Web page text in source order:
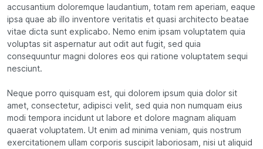
accusantium doloremque laudantium, totam rem aperiam, eaque
ipsa quae ab illo inventore veritatis et quasi architecto beatae
vitae dicta sunt explicabo. Nemo enim ipsam voluptatem quia
voluptas sit aspernatur aut odit aut fugit, sed quia
consequuntur magni dolores eos qui ratione voluptatem sequi
nesciunt.
Neque porro quisquam est, qui dolorem ipsum quia dolor sit
amet, consectetur, adipisci velit, sed quia non numquam eius
modi tempora incidunt ut labore et dolore magnam aliquam
quaerat voluptatem. Ut enim ad minima veniam, quis nostrum
exercitationem ullam corporis suscipit laboriosam, nisi ut aliquid